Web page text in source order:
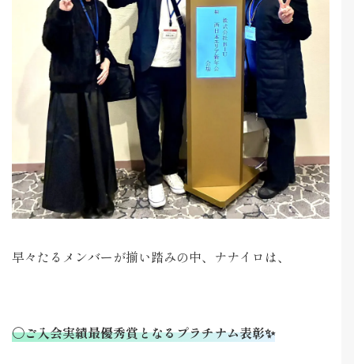
早々たるメンバーが揃い踏みの中、ナナイロは、
〇ご入会実績最優秀賞となるプラチナム表彰✨